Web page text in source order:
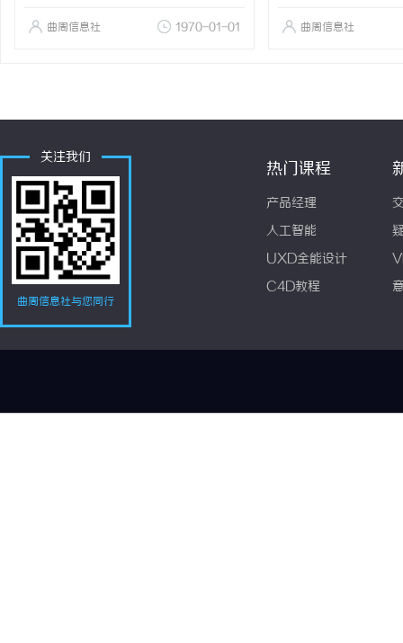
曲周信息社 1970-01-01 曲周信息社
关注我们
曲周信息社与您同行
热门课程
产品经理
人工智能
UXD全能设计
C4D教程